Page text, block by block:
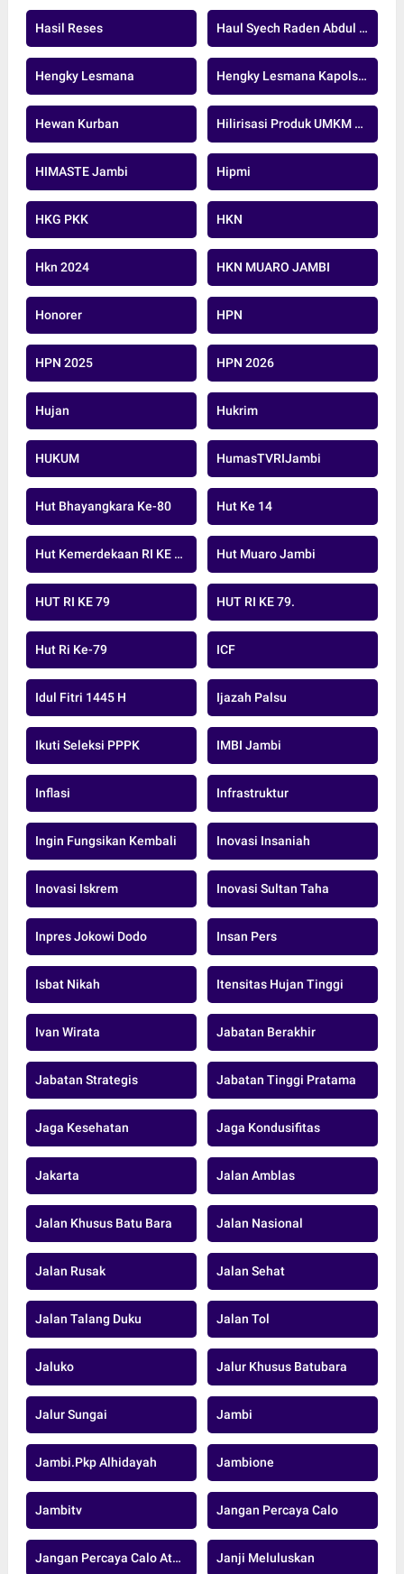
Hasil Reses Haul Syech Raden Abdul Syafi
Hengky Lesmana Hengky Lesmana Kapolsek
Hewan Kurban Hilirisasi Produk UMKM Sawit
HIMASTE Jambi Hipmi
HKG PKK HKN
Hkn 2024 HKN MUARO JAMBI
Honorer HPN
HPN 2025 HPN 2026
Hujan Hukrim
HUKUM HumasTVRIJambi
Hut Bhayangkara Ke-80 Hut Ke 14
Hut Kemerdekaan RI KE 79 TAHUN 20224 Hut Muaro Jambi
HUT RI KE 79 HUT RI KE 79.
Hut Ri Ke-79 ICF
Idul Fitri 1445 H Ijazah Palsu
Ikuti Seleksi PPPK IMBI Jambi
Inflasi Infrastruktur
Ingin Fungsikan Kembali Inovasi Insaniah
Inovasi Iskrem Inovasi Sultan Taha
Inpres Jokowi Dodo Insan Pers
Isbat Nikah Itensitas Hujan Tinggi
Ivan Wirata Jabatan Berakhir
Jabatan Strategis Jabatan Tinggi Pratama
Jaga Kesehatan Jaga Kondusifitas
Jakarta Jalan Amblas
Jalan Khusus Batu Bara Jalan Nasional
Jalan Rusak Jalan Sehat
Jalan Talang Duku Jalan Tol
Jaluko Jalur Khusus Batubara
Jalur Sungai Jambi
Jambi.pkp Alhidayah Jambione
Jambitv Jangan Percaya Calo
Jangan Percaya Calo Atau Oknum Janji Meluluskan